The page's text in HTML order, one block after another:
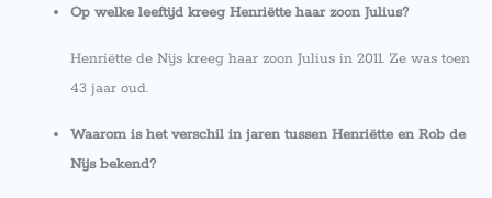
Op welke leeftijd kreeg Henriëtte haar zoon Julius?
Henriëtte de Nijs kreeg haar zoon Julius in 2011. Ze was toen
43 jaar oud.
Waarom is het verschil in jaren tussen Henriëtte en Rob de
Nijs bekend?